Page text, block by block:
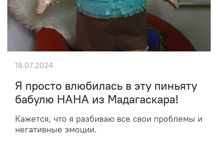
Я просто влюбилась в эту пиньяту
бабулю НАНА из Мадагаскара!
Кажется, что я разбиваю все свои проблемы и
негативные эмоции.
18.07.2024